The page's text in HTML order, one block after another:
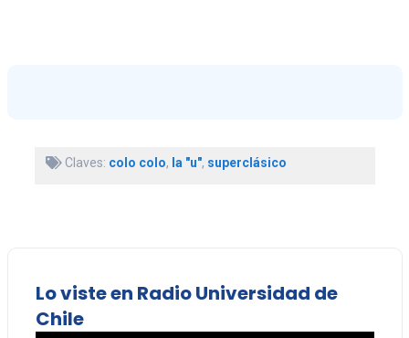
Claves: colo colo, la "u", superclásico
Lo viste en Radio Universidad de
Chile